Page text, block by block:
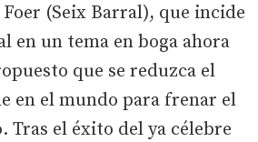
(Seix Barral), que incide
en un tema en boga ahora
que se reduzca el
en el mundo para frenar el
Tras el éxito del ya célebre